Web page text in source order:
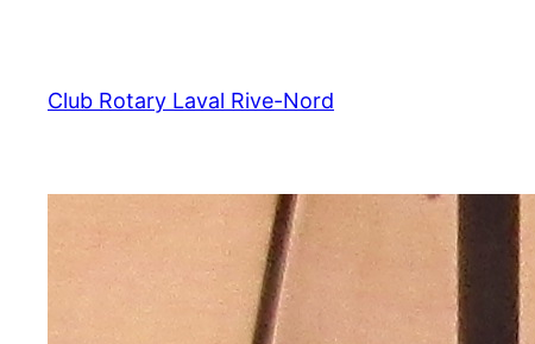
contenu
Club Rotary Laval Rive-Nord